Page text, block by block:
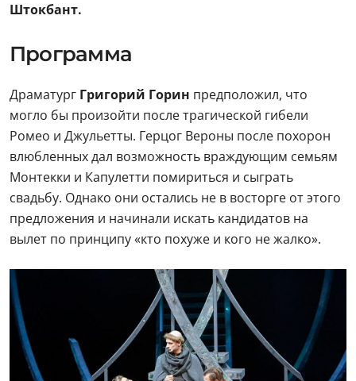
Штокбант.
Программа
Драматург Григорий Горин предположил, что
могло бы произойти после трагической гибели
Ромео и Джульетты. Герцог Вероны после похорон
влюбленных дал возможность враждующим семьям
Монтекки и Капулетти помириться и сыграть
свадьбу. Однако они остались не в восторге от этого
предложения и начинали искать кандидатов на
вылет по принципу «кто похуже и кого не жалко».